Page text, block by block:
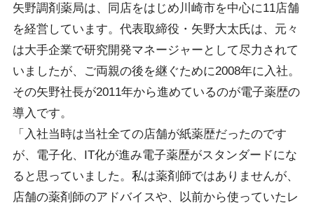
矢野調剤薬局は、同店をはじめ川崎市を中心に11店舗
を経営しています。代表取締役・矢野大太氏は、元々
は大手企業で研究開発マネージャーとして尽力されて
いましたが、ご両親の後を継ぐために2008年に入社。
その矢野社長が2011年から進めているのが電子薬歴の
導入です。
「入社当時は当社全ての店舗が紙薬歴だったのです
が、電子化、IT化が進み電子薬歴がスタンダードにな
ると思っていました。私は薬剤師ではありませんが、
店舗の薬剤師のアドバイスや、以前から使っていたレ